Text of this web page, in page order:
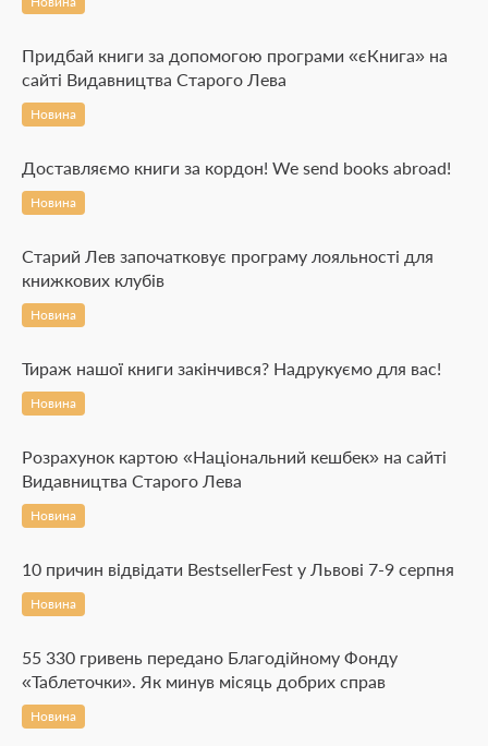
Придбай книги за допомогою програми «єКнига» на
сайті Видавництва Старого Лева
Новина
Доставляємо книги за кордон! We send books abroad!
Новина
Старий Лев започатковує програму лояльності для
книжкових клубів
Новина
Тираж нашої книги закінчився? Надрукуємо для вас!
Новина
Розрахунок картою «Національний кешбек» на сайті
Видавництва Старого Лева
Новина
10 причин відвідати BestsellerFest у Львові 7-9 серпня
Новина
55 330 гривень передано Благодійному Фонду
«Таблеточки». Як минув місяць добрих справ
Новина